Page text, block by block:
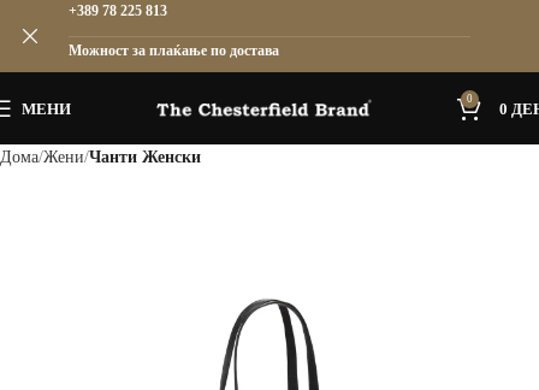
МЕНИ
0
0
Дома Жени Чанти Женски
+389 78 225 813
Можност за плаќање по достава